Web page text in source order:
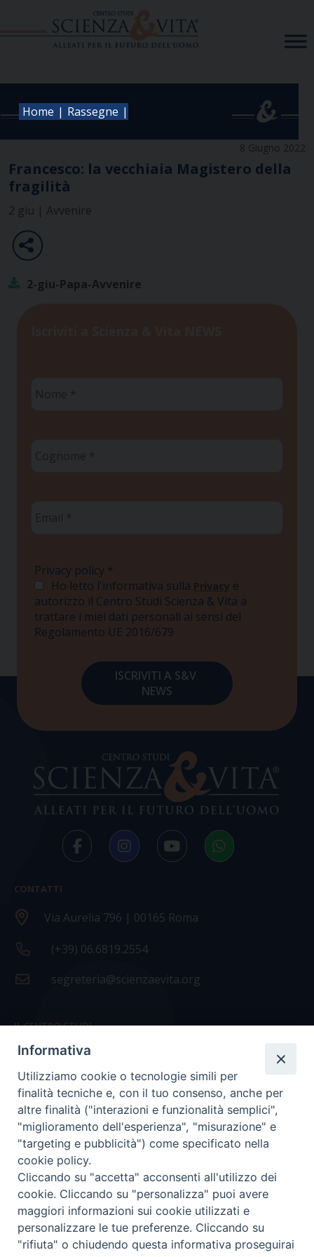
Home | Rassegne |
8 Giugno 2022
Francesco: la vecchiaia Magistero della
fragilità
2 giu | Avvenire
2-giu-Papa-Avvenire
Privacy policy *
Ho letto l'informativa sulla Privacy e
autorizzo il Centro Studi Scienza & Vita a
trattare i miei dati personali ai sensi del
Regolamento UE 2016/679
CONTATTI
Via Aurelia 796 | 00165 Roma
(+39) 06.6819.2554
segreteria@scienzaevita.org
IL CENTRO STUDI
La nostra storia
Statuto
Presidenza e ufficio presidenza
Consiglio scientifico
Coordinamento nazionale
COPYRIGHT Scienza & Vita - C.F96600690588- Tutti i
Informativa
Utilizziamo cookie o tecnologie simili per
finalità tecniche e, con il tuo consenso, anche per
altre finalità ("interazioni e funzionalità semplici",
"miglioramento dell'esperienza", "misurazione" e
"targeting e pubblicità") come specificato nella
cookie policy.
Cliccando su "accetta" acconsenti all'utilizzo dei
cookie. Cliccando su "personalizza" puoi avere
maggiori informazioni sui cookie utilizzati e
personalizzare le tue preferenze. Cliccando su
"rifiuta" o chiudendo questa informativa proseguirai